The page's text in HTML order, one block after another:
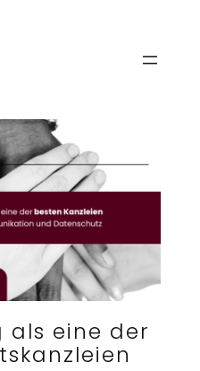
als eine der